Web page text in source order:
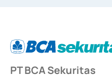
PT BCA Sekuritas